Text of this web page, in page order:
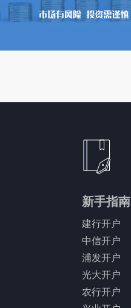
新手指南
建行开户
中信开户
浦发开户
光大开户
农行开户